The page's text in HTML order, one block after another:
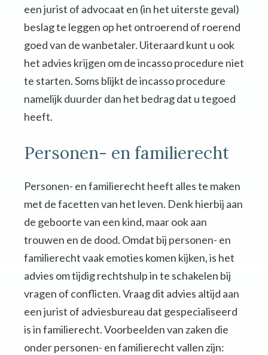
een jurist of advocaat en (in het uiterste geval)
beslag te leggen op het ontroerend of roerend
goed van de wanbetaler. Uiteraard kunt u ook
het advies krijgen om de incasso procedure niet
te starten. Soms blijkt de incasso procedure
namelijk duurder dan het bedrag dat u tegoed
heeft.
Personen- en familierecht
Personen- en familierecht heeft alles te maken
met de facetten van het leven. Denk hierbij aan
de geboorte van een kind, maar ook aan
trouwen en de dood. Omdat bij personen- en
familierecht vaak emoties komen kijken, is het
advies om tijdig rechtshulp in te schakelen bij
vragen of conflicten. Vraag dit advies altijd aan
een jurist of adviesbureau dat gespecialiseerd
is in familierecht. Voorbeelden van zaken die
onder personen- en familierecht vallen zijn: